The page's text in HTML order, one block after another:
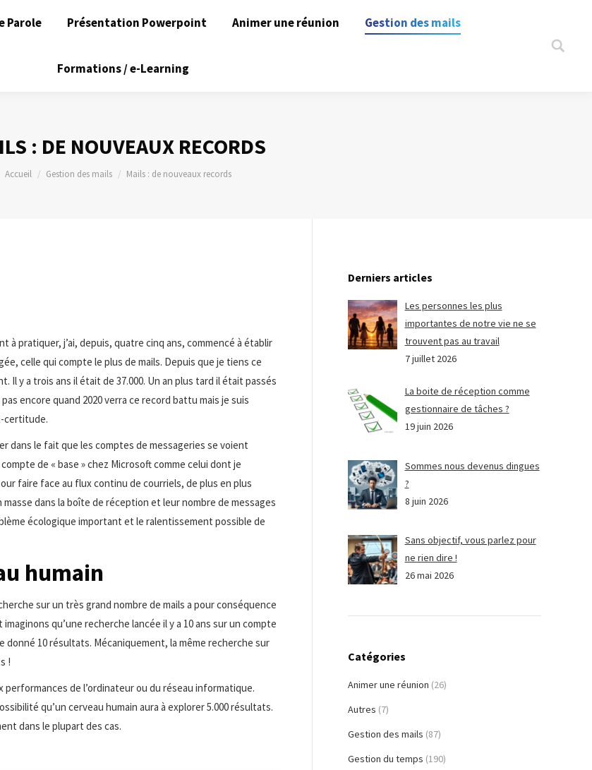
Parole Présentation Powerpoint Animer une réunion Gestion des mails
Formations / e-Learning
Search:
: DE NOUVEAUX RECORDS
Vous êtes ici :
Accueil Gestion des mails Mails : de nouveaux records
à pratiquer, j’ai, depuis, quatre cinq ans, commencé à établir
celle qui compte le plus de mails. Depuis que je tiens ce
y a trois ans il était de 37.000. Un an plus tard il était passés
encore quand 2020 verra ce record battu mais je suis
certitude.
dans le fait que les comptes de messageries se voient
de « base » chez Microsoft comme celui dont je
faire face au flux continu de courriels, de plus en plus
dans la boîte de réception et leur nombre de messages
écologique important et le ralentissement possible de
humain
sur un très grand nombre de mails a pour conséquence
qu’une recherche lancée il y a 10 ans sur un compte
10 résultats. Mécaniquement, la même recherche sur
!
de l’ordinateur ou du réseau informatique.
qu’un cerveau humain aura à explorer 5.000 résultats.
dans le plupart des cas.
Derniers articles
Les personnes les plus
importantes de notre vie ne se
trouvent pas au travail
7 juillet 2026
La boite de réception comme
gestionnaire de tâches ?
19 juin 2026
Sommes nous devenus dingues
?
8 juin 2026
Sans objectif, vous parlez pour
ne rien dire !
26 mai 2026
Catégories
Animer une réunion (26)
Autres (7)
Gestion des mails (87)
Gestion du temps (190)